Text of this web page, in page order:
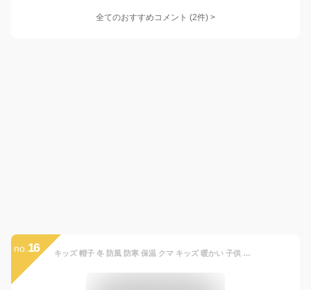
全てのおすすめコメント (2件) >
no. 16 キッズ 帽子 冬 防風 防寒 保温 クマ キッズ 暖かい 子供 女の子 男の子 キャップ フリース ボア キッズ帽子 かわいい クリスマス プレゼント 冬用ハット 暖かい 男女兼用 可愛い 耳保護付き ふわふわ 防寒帽子 冷え対策 誕生日 1歳 2歳